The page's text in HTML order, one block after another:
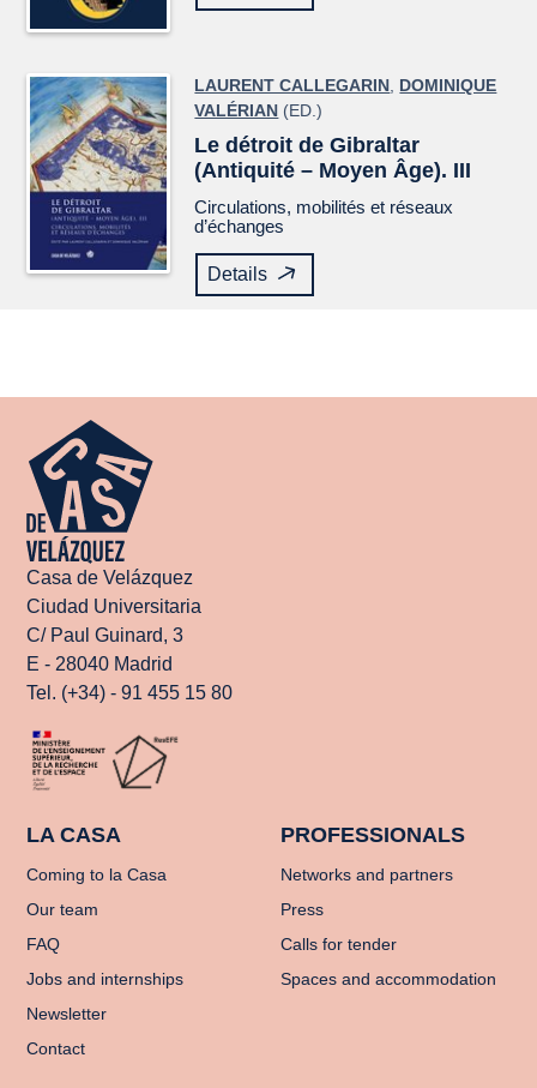
LAURENT CALLEGARIN DOMINIQUE
VALÉRIAN (ED.)
Le détroit de Gibraltar
(Antiquité – Moyen Âge). III
Circulations, mobilités et réseaux
d’échanges
Details
Casa de Velázquez
Ciudad Universitaria
C/ Paul Guinard, 3
E - 28040 Madrid
Tel. (+34) - 91 455 15 80
LA CASA
Coming to la Casa
Our team
FAQ
Jobs and internships
Newsletter
Contact
PROFESSIONALS
Networks and partners
Press
Calls for tender
Spaces and accommodation